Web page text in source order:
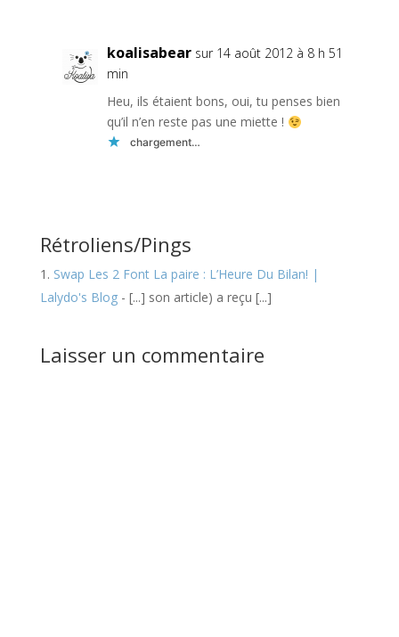
koalisabear sur 14 août 2012 à 8 h 51
min
Heu, ils étaient bons, oui, tu penses bien
qu’il n’en reste pas une miette !
chargement…
Rétroliens/Pings
Swap Les 2 Font La paire : L’Heure Du Bilan! |
Lalydo's Blog- [...] son article) a reçu [...]
Laisser un commentaire